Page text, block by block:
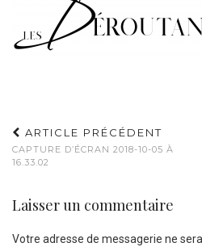
ARTICLE PRÉCÉDENT
CAPTURE D’ÉCRAN 2018-10-05 À
16.33.02
Laisser un commentaire
Votre adresse de messagerie ne